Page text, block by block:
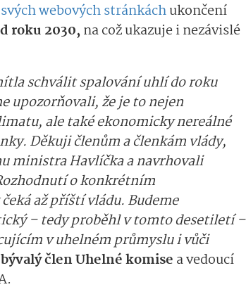
webových stránkáchukončení
roku 2030,na což ukazuje i nezávislé
schválit spalování uhlí do roku
upozorňovali, že je to nejen
ale také ekonomicky nereálné
Děkuji členům a členkám vlády,
ministra Havlíčka a navrhovali
o konkrétním
až příští vládu. Budeme
– tedy proběhl v tomto desetiletí –
v uhelném průmyslu i vůči
člen Uhelné komise a vedoucí